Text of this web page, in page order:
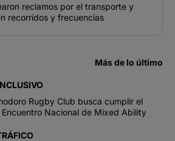
reclamos por el transporte y
recorridos y frecuencias
Más de lo último
Rugby Club busca cumplir el
Encuentro Nacional de Mixed Ability